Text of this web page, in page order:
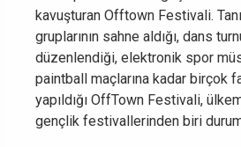
kavuşturan Offtown Festivali.
gruplarının sahne aldığı, dans
düzenlendiği, elektronik spor
paintball maçlarına kadar birçok
yapıldığı OffTown Festivali,
gençlik festivallerinden biri